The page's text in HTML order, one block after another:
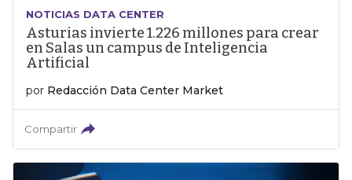
NOTICIAS DATA CENTER
Asturias invierte 1.226 millones para crear
en Salas un campus de Inteligencia
Artificial
por Redacción Data Center Market
Compartir